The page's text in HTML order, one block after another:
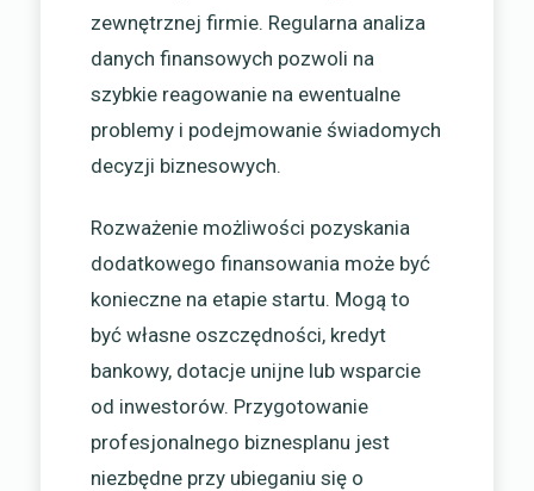
zewnętrznej firmie. Regularna analiza
danych finansowych pozwoli na
szybkie reagowanie na ewentualne
problemy i podejmowanie świadomych
decyzji biznesowych.
Rozważenie możliwości pozyskania
dodatkowego finansowania może być
konieczne na etapie startu. Mogą to
być własne oszczędności, kredyt
bankowy, dotacje unijne lub wsparcie
od inwestorów. Przygotowanie
profesjonalnego biznesplanu jest
niezbędne przy ubieganiu się o